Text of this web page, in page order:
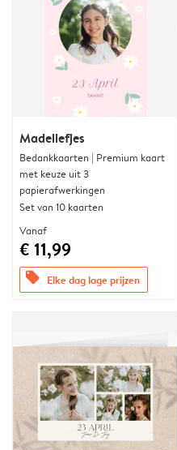
Madeliefjes
Bedankkaarten | Premium kaart
met keuze uit 3
papierafwerkingen
Set van 10 kaarten
Vanaf
€ 11,99
offers Elke dag lage prijzen